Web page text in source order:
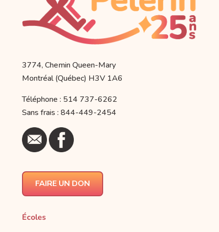
3774, Chemin Queen-Mary
Montréal (Québec) H3V 1A6
Téléphone : 514 737-6262
Sans frais : 844-449-2454
FAIRE UN DON
Écoles